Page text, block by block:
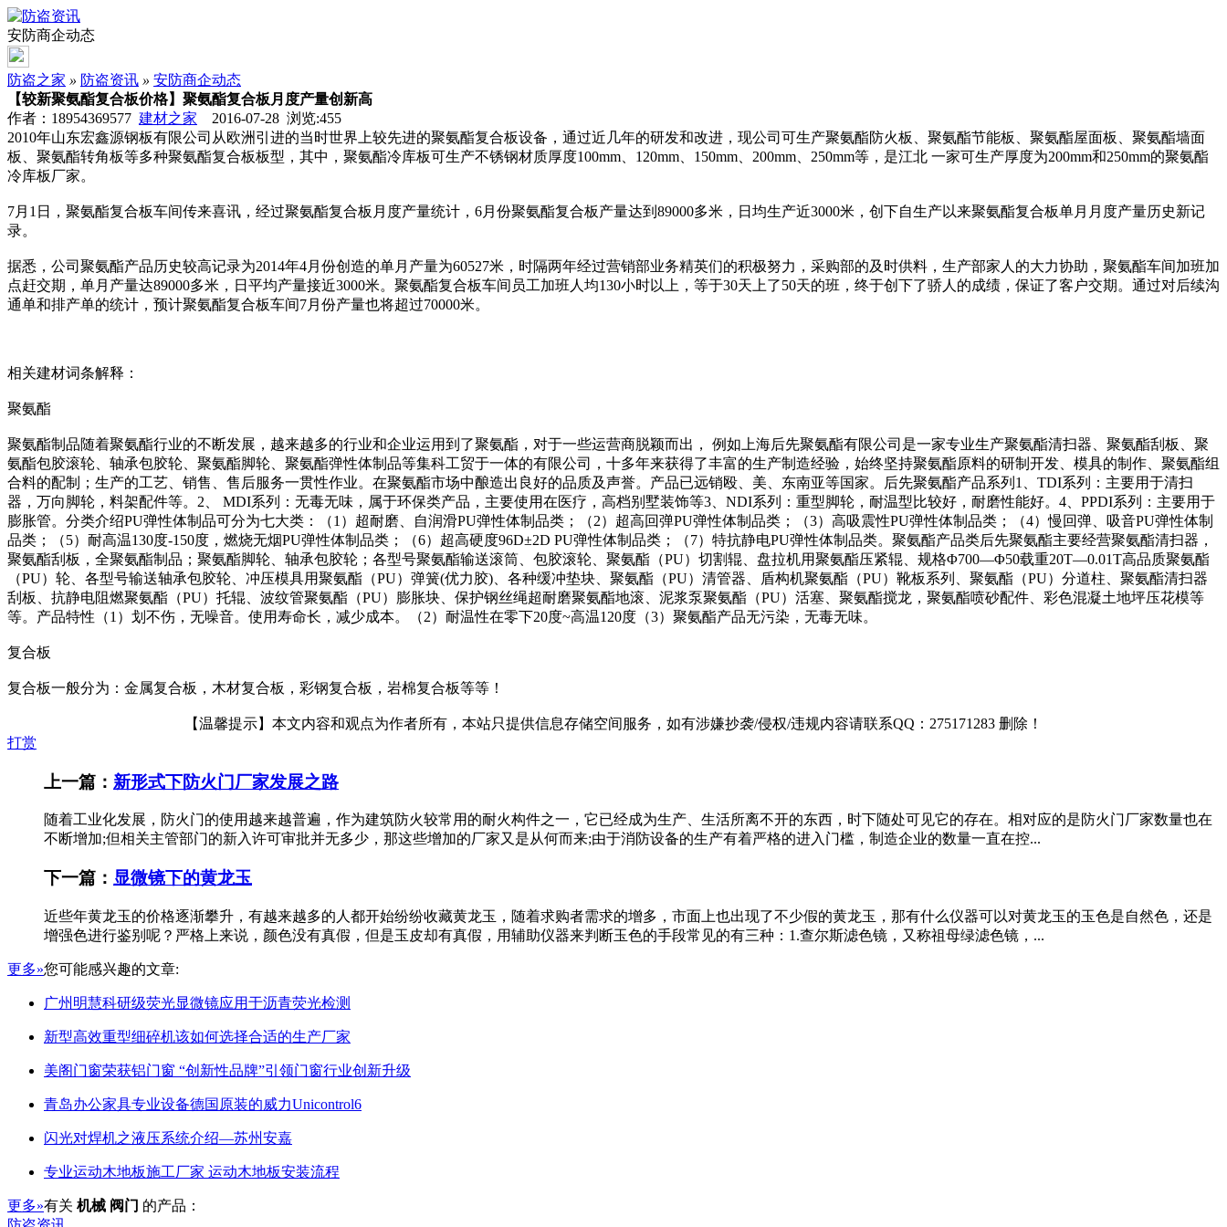
安防商企动态
防盗之家 » 防盗资讯 » 安防商企动态
【较新聚氨酯复合板价格】聚氨酯复合板月度产量创新高
作者：18954369577 建材之家 2016-07-28 浏览:455
2010年山东宏鑫源钢板有限公司从欧洲引进的当时世界上较先进的聚氨酯复合板设备，通过近几年的研发和改进，现公司可生产聚氨酯防火板、聚氨酯节能板、聚氨酯屋面板、聚氨酯墙面
板、聚氨酯转角板等多种聚氨酯复合板板型，其中，聚氨酯冷库板可生产不锈钢材质厚度100mm、120mm、150mm、200mm、250mm等，是江北 一家可生产厚度为200mm和250mm的聚氨酯
冷库板厂家。
7月1日，聚氨酯复合板车间传来喜讯，经过聚氨酯复合板月度产量统计，6月份聚氨酯复合板产量达到89000多米，日均生产近3000米，创下自生产以来聚氨酯复合板单月月度产量历史新记
录。
据悉，公司聚氨酯产品历史较高记录为2014年4月份创造的单月产量为60527米，时隔两年经过营销部业务精英们的积极努力，采购部的及时供料，生产部家人的大力协助，聚氨酯车间加班加
点赶交期，单月产量达89000多米，日平均产量接近3000米。聚氨酯复合板车间员工加班人均130小时以上，等于30天上了50天的班，终于创下了骄人的成绩，保证了客户交期。通过对后续沟
通单和排产单的统计，预计聚氨酯复合板车间7月份产量也将超过70000米。
相关建材词条解释：
聚氨酯
聚氨酯制品随着聚氨酯行业的不断发展，越来越多的行业和企业运用到了聚氨酯，对于一些运营商脱颖而出， 例如上海后先聚氨酯有限公司是一家专业生产聚氨酯清扫器、聚氨酯刮板、聚
氨酯包胶滚轮、轴承包胶轮、聚氨酯脚轮、聚氨酯弹性体制品等集科工贸于一体的有限公司，十多年来获得了丰富的生产制造经验，始终坚持聚氨酯原料的研制开发、模具的制作、聚氨酯组
合料的配制；生产的工艺、销售、售后服务一贯性作业。在聚氨酯市场中酿造出良好的品质及声誉。产品已远销殴、美、东南亚等国家。后先聚氨酯产品系列1、TDI系列：主要用于清扫
器，万向脚轮，料架配件等。2、 MDI系列：无毒无味，属于环保类产品，主要使用在医疗，高档别墅装饰等3、NDI系列：重型脚轮，耐温型比较好，耐磨性能好。4、PPDI系列：主要用于
膨胀管。分类介绍PU弹性体制品可分为七大类：（1）超耐磨、自润滑PU弹性体制品类；（2）超高回弹PU弹性体制品类；（3）高吸震性PU弹性体制品类；（4）慢回弹、吸音PU弹性体制
品类；（5）耐高温130度-150度，燃烧无烟PU弹性体制品类；（6）超高硬度96D±2D PU弹性体制品类；（7）特抗静电PU弹性体制品类。聚氨酯产品类后先聚氨酯主要经营聚氨酯清扫器，
聚氨酯刮板，全聚氨酯制品；聚氨酯脚轮、轴承包胶轮；各型号聚氨酯输送滚筒、包胶滚轮、聚氨酯（PU）切割辊、盘拉机用聚氨酯压紧辊、规格Φ700—Φ50载重20T—0.01T高品质聚氨酯
（PU）轮、各型号输送轴承包胶轮、冲压模具用聚氨酯（PU）弹簧(优力胶)、各种缓冲垫块、聚氨酯（PU）清管器、盾构机聚氨酯（PU）靴板系列、聚氨酯（PU）分道柱、聚氨酯清扫器
刮板、抗静电阻燃聚氨酯（PU）托辊、波纹管聚氨酯（PU）膨胀块、保护钢丝绳超耐磨聚氨酯地滚、泥浆泵聚氨酯（PU）活塞、聚氨酯搅龙，聚氨酯喷砂配件、彩色混凝土地坪压花模等
等。产品特性（1）划不伤，无噪音。使用寿命长，减少成本。（2）耐温性在零下20度~高温120度（3）聚氨酯产品无污染，无毒无味。
复合板
复合板一般分为：金属复合板，木材复合板，彩钢复合板，岩棉复合板等等！
【温馨提示】本文内容和观点为作者所有，本站只提供信息存储空间服务，如有涉嫌抄袭/侵权/违规内容请联系QQ：275171283 删除！
打赏
上一篇： 新形式下防火门厂家发展之路
随着工业化发展，防火门的使用越来越普遍，作为建筑防火较常用的耐火构件之一，它已经成为生产、生活所离不开的东西，时下随处可见它的存在。相对应的是防火门厂家数量也在
不断增加;但相关主管部门的新入许可审批并无多少，那这些增加的厂家又是从何而来;由于消防设备的生产有着严格的进入门槛，制造企业的数量一直在控...
下一篇： 显微镜下的黄龙玉
近些年黄龙玉的价格逐渐攀升，有越来越多的人都开始纷纷收藏黄龙玉，随着求购者需求的增多，市面上也出现了不少假的黄龙玉，那有什么仪器可以对黄龙玉的玉色是自然色，还是
增强色进行鉴别呢？严格上来说，颜色没有真假，但是玉皮却有真假，用辅助仪器来判断玉色的手段常见的有三种：1.查尔斯滤色镜，又称祖母绿滤色镜，...
更多»您可能感兴趣的文章:
广州明慧科研级荧光显微镜应用于沥青荧光检测
新型高效重型细碎机该如何选择合适的生产厂家
美阁门窗荣获铝门窗 “创新性品牌”引领门窗行业创新升级
青岛办公家具专业设备德国原装的威力Unicontrol6
闪光对焊机之液压系统介绍—苏州安嘉
专业运动木地板施工厂家 运动木地板安装流程
更多»有关 机械 阀门 的产品：